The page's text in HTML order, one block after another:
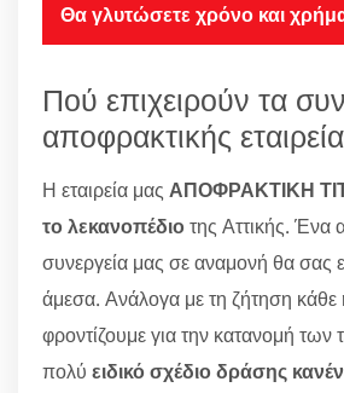
Θα γλυτώσετε χρόνο και
Πού επιχειρούν τα
αποφρακτικής
Η εταιρεία μας ΑΠΟΦΡΑΚΤΙΚΗ
το λεκανοπέδιοτης Αττικής. Ένα
συνεργεία μας σε αναμονή θα σας
άμεσα. Ανάλογα με τη ζήτηση κάθε
φροντίζουμε για την κατανομή των
πολύ ειδικό σχέδιο δράσης